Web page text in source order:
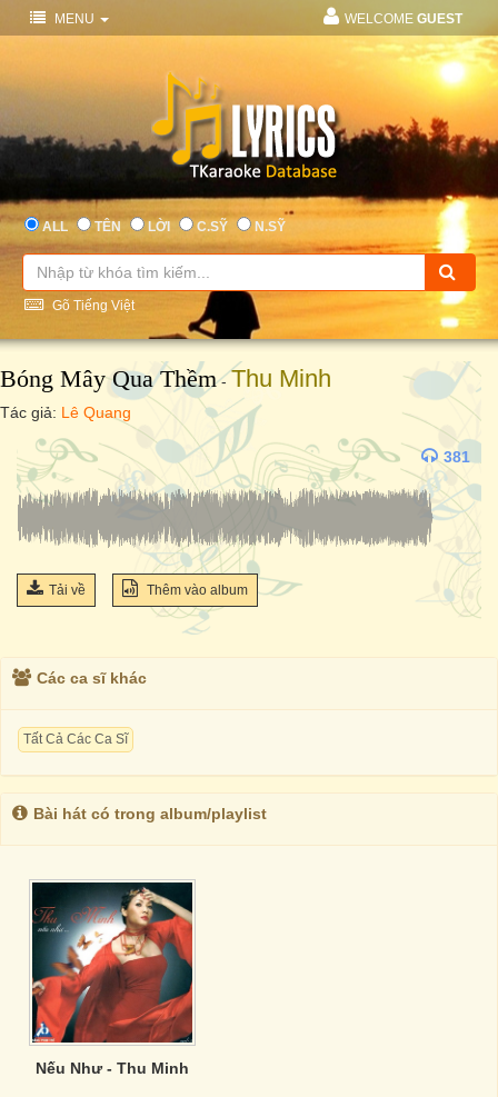
MENU WELCOME GUEST
ALL TÊN LỜI C.SỸ N.SỸ
Gõ Tiếng Việt
Bóng Mây Qua Thềm- Thu Minh
Tác giả: Lê Quang
381
Tải về Thêm vào album
Các ca sĩ khác
Tất Cả Các Ca Sĩ
Bài hát có trong album/playlist
Nếu Như - Thu Minh